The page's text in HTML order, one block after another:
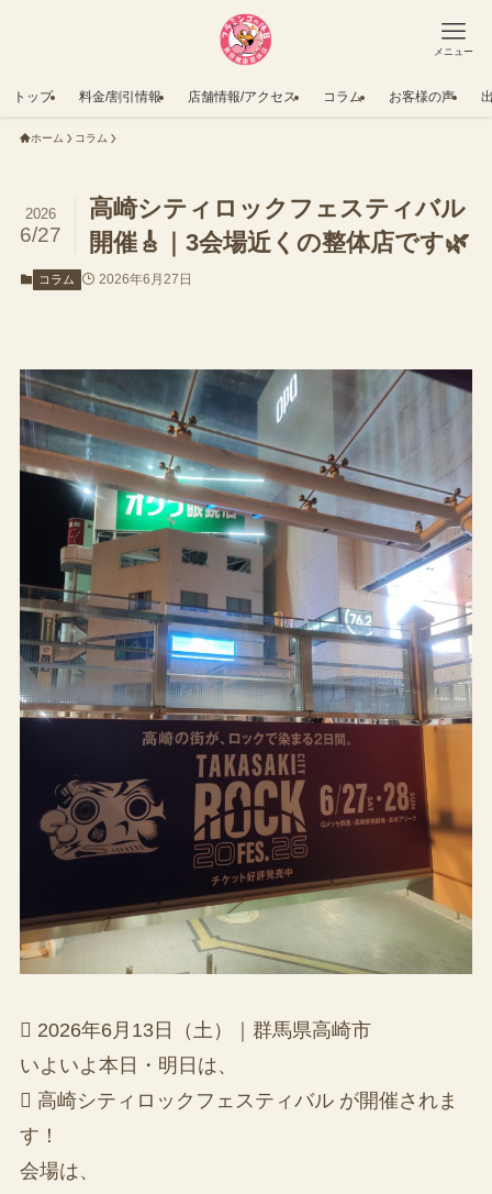
メニュー
トップ 料金/割引情報 店舗情報/アクセス コラム お客様の声
ホーム コラム
高崎シティロックフェスティバル
開催🎸｜3会場近くの整体店です🌿
2026
6/27
コラム 2026年6月27日
 2026年6月13日（土）｜群馬県高崎市
いよいよ本日・明日は、
 高崎シティロックフェスティバル が開催されま
す！
会場は、